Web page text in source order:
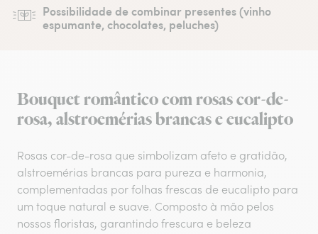
Possibilidade de combinar presentes (vinho
espumante, chocolates, peluches)
Bouquet romântico com rosas cor-de-
rosa, alstroemérias brancas e eucalipto
Rosas cor-de-rosa que simbolizam afeto e gratidão,
alstroemérias brancas para pureza e harmonia,
complementadas por folhas frescas de eucalipto para
um toque natural e suave. Composto à mão pelos
nossos floristas, garantindo frescura e beleza